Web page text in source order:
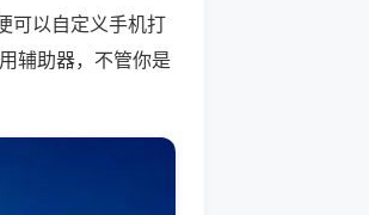
可以自定义手机打
辅助器，不管你是